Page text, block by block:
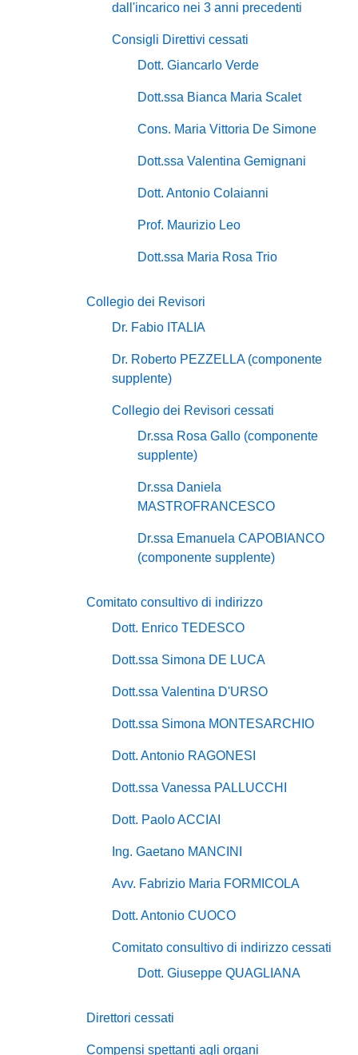
dall'incarico nei 3 anni precedenti
Consigli Direttivi cessati
Dott. Giancarlo Verde
Dott.ssa Bianca Maria Scalet
Cons. Maria Vittoria De Simone
Dott.ssa Valentina Gemignani
Dott. Antonio Colaianni
Prof. Maurizio Leo
Dott.ssa Maria Rosa Trio
Collegio dei Revisori
Dr. Fabio ITALIA
Dr. Roberto PEZZELLA (componente
supplente)
Collegio dei Revisori cessati
Dr.ssa Rosa Gallo (componente
supplente)
Dr.ssa Daniela
MASTROFRANCESCO
Dr.ssa Emanuela CAPOBIANCO
(componente supplente)
Comitato consultivo di indirizzo
Dott. Enrico TEDESCO
Dott.ssa Simona DE LUCA
Dott.ssa Valentina D'URSO
Dott.ssa Simona MONTESARCHIO
Dott. Antonio RAGONESI
Dott.ssa Vanessa PALLUCCHI
Dott. Paolo ACCIAI
Ing. Gaetano MANCINI
Avv. Fabrizio Maria FORMICOLA
Dott. Antonio CUOCO
Comitato consultivo di indirizzo cessati
Dott. Giuseppe QUAGLIANA
Direttori cessati
Compensi spettanti agli organi